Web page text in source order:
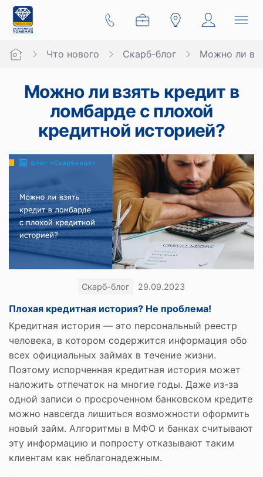
Что нового Скарб-блог Можно ли
Можно ли взять кредит в
ломбарде с плохой
кредитной историей?
Скарб-блог 29.09.2023
Плохая кредитная история? Не проблема!
Кредитная история — это персональный реестр
человека, в котором содержится информация обо
всех официальных займах в течение жизни.
Поэтому испорченная кредитная история может
наложить отпечаток на многие годы. Даже из-за
одной записи о просроченном банковском кредите
можно навсегда лишиться возможности оформить
новый займ. Алгоритмы в МФО и банках считывают
эту информацию и попросту отказывают таким
клиентам как неблагонадежным.